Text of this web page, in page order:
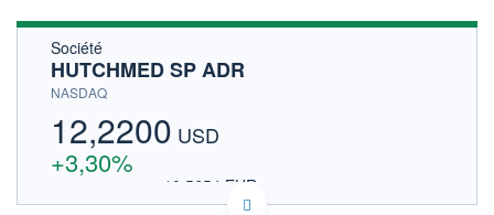
Société
HUTCHMED SP ADR
NASDAQ
12,2200 USD
+3,30%
10,5654 EUR
INDICE DE RÉFÉRENCE NASDAQ COMPOSITE